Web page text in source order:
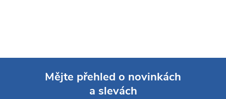
Mějte přehled o novinkách
a slevách